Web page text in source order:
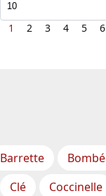
1 2 3 4 5 6
Barrette Bombé
Clé Coccinelle